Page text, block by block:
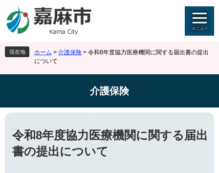
ジ
先
頭
す
ュ
を
飛
し
文
へ
現在地 ホーム > 介護保険 > 令和8年度協力医療機関に関する届出書の提出
について
介護保険
本
文
令和8年度協力医療機関に関する届出
書の提出について